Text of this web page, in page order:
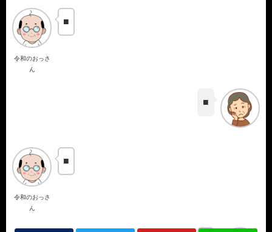
令和のおっさ
ん
■
■
令和のおっさ
ん
■